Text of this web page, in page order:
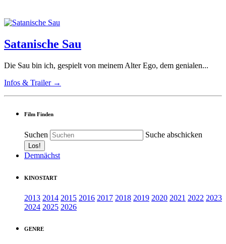
Satanische Sau
Die Sau bin ich, gespielt von meinem Alter Ego, dem genialen...
Infos & Trailer →
Film Finden
Suchen Suche abschicken
Demnächst
KINOSTART
2013 2014 2015 2016 2017 2018 2019 2020 2021 2022 2023
2024 2025 2026
GENRE